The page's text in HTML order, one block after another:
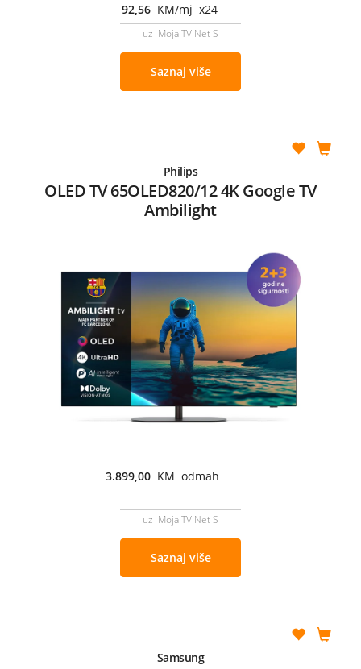
92,56 KM/mj x24
uz Moja TV Net S
Saznaj više
Philips
OLED TV 65OLED820/12 4K Google TV
Ambilight
3.899,00 KM odmah
uz Moja TV Net S
Saznaj više
Samsung